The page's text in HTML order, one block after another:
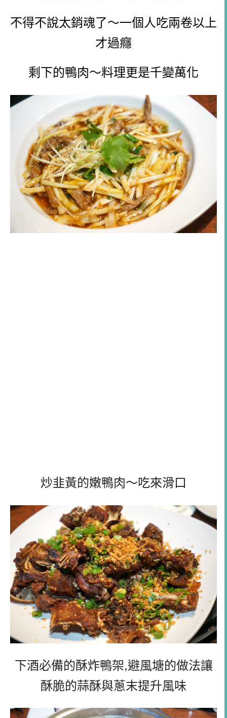
不得不說太銷魂了～一個人吃兩卷以上
才過癮
剩下的鴨肉～料理更是千變萬化
炒韭黃的嫩鴨肉～吃來滑口
下酒必備的酥炸鴨架,避風塘的做法讓
酥脆的蒜酥與蔥末提升風味